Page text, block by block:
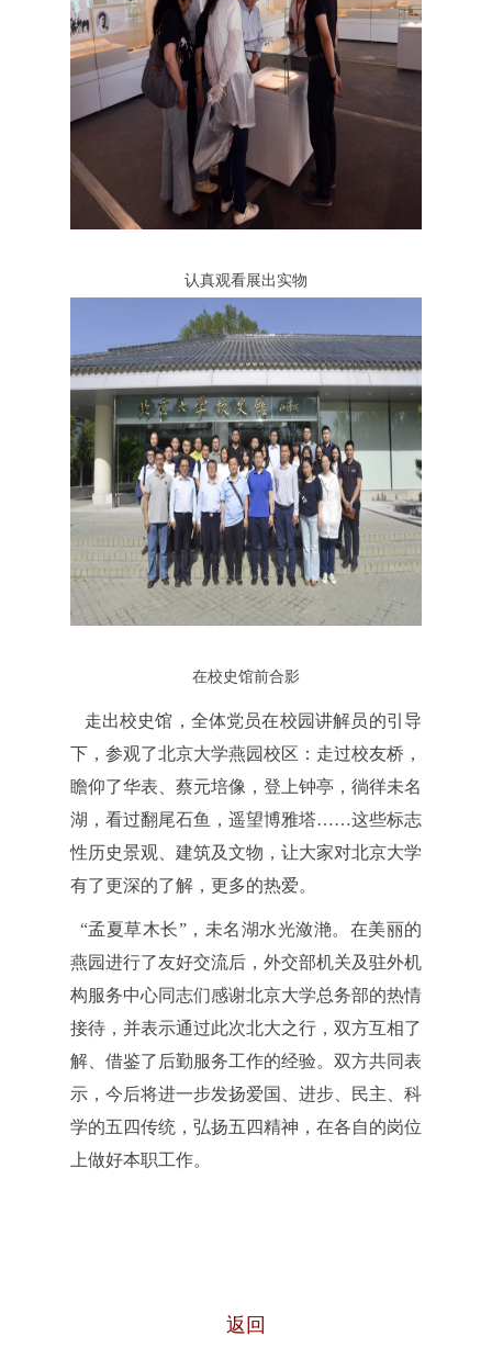
认真观看展出实物
在校史馆前合影
走出校史馆，全体党员在校园讲解员的引导
下，参观了北京大学燕园校区：走过校友桥，
瞻仰了华表、蔡元培像，登上钟亭，徜徉未名
湖，看过翻尾石鱼，遥望博雅塔……这些标志
性历史景观、建筑及文物，让大家对北京大学
有了更深的了解，更多的热爱。
“孟夏草木长”，未名湖水光潋滟。在美丽的
燕园进行了友好交流后，外交部机关及驻外机
构服务中心同志们感谢北京大学总务部的热情
接待，并表示通过此次北大之行，双方互相了
解、借鉴了后勤服务工作的经验。双方共同表
示，今后将进一步发扬爱国、进步、民主、科
学的五四传统，弘扬五四精神，在各自的岗位
上做好本职工作。
返回